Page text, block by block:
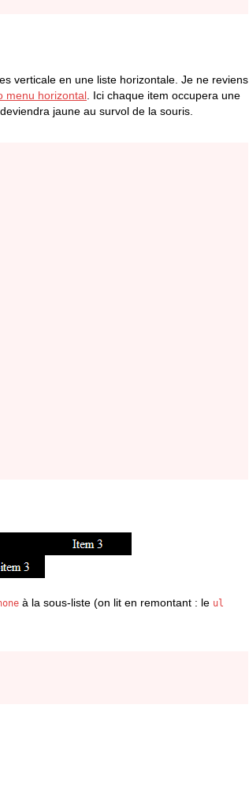
verticale en une liste horizontale. Je ne reviens
menu horizontal. Ici chaque item occupera une
jaune au survol de la souris.
à la sous-liste (on lit en remontant : le ul